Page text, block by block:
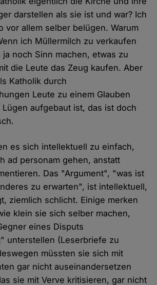
darstellen als sie ist und war? Ich
vor allem selber belügen. Warum
ich Müllermilch zu verkaufen
noch Sinn machen, etwas zu
die Leute das Zeug kaufen. Aber
Katholik durch
Leute zu einem Glauben
aufgebaut ist, das ist doch
es sich intellektuell zu einfach,
ad personam gehen, anstatt
Das "Argument", "was ist
zu erwarten", ist intellektuell,
ziemlich schlicht. Einige merken
klein sie sich selber machen,
eines Disputs
unterstellen (Leserbriefe zu
müssten sie sich mit
gar nicht auseinandersetzen
sie mit Verve kritisieren, gar nicht